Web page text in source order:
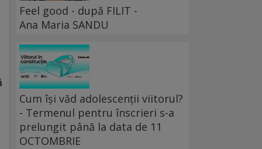
Feel good - după FILIT -
Ana Maria SANDU
Cum își văd adolescenții viitorul?
- Termenul pentru înscrieri s-a
prelungit până la data de 11
OCTOMBRIE